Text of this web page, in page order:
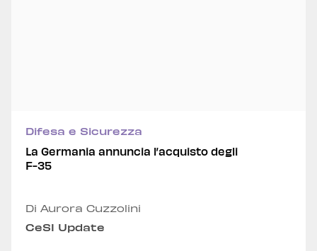
Difesa e Sicurezza
La Germania annuncia l’acquisto degli
F-35
Di Aurora Cuzzolini
CeSI Update